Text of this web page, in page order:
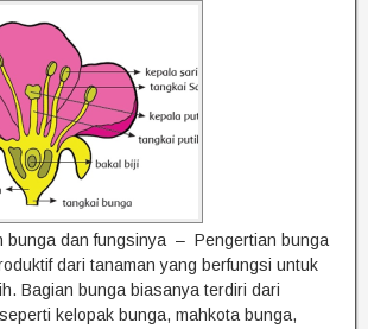
bunga dan fungsinya – Pengertian bunga
dari tanaman yang berfungsi untuk
Bagian bunga biasanya terdiri dari
kelopak bunga, mahkota bunga,